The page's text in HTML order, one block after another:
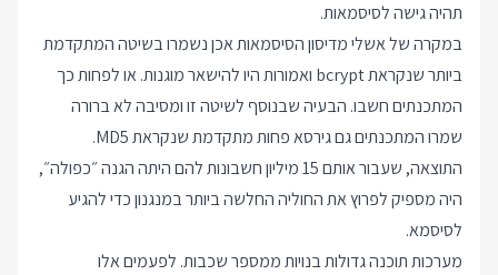
תהיה גישה לסיסמאות.
במקרה של אשלי מדיסון הסיסמאות אכן נשמרו בשיטה המתקדמת
ביותר שנקראת bcrypt ואמורות היו להישאר מוגנות. או לפחות כך
המתכנתים חשבו. הבעיה שבנוסף לשיטה זו ומסיבה לא ברורה
שמרו המתכנתים גם גירסא פחות מתקדמת שנקראת MD5.
התוצאה, שעבור אותם 15 מיליון חשבונות להם היתה הגנה ״כפולה״,
היה מספיק לפרוץ את החוליה החלשה ביותר במנגנון כדי להגיע
לסיסמא.
מערכות תוכנה גדולות בנויות ממספר שכבות. לפעמים אלו